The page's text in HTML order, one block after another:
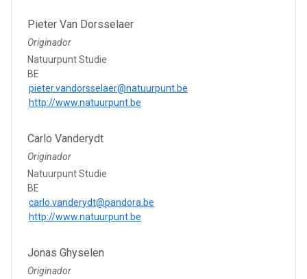
Pieter Van Dorsselaer
Originador
Natuurpunt Studie
BE
pieter.vandorsselaer@natuurpunt.be
http://www.natuurpunt.be
Carlo Vanderydt
Originador
Natuurpunt Studie
BE
carlo.vanderydt@pandora.be
http://www.natuurpunt.be
Jonas Ghyselen
Originador